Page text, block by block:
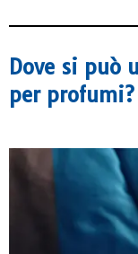
Dove si può
per profumi?